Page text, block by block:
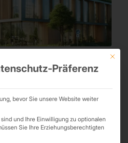
Wohnungsbau, das
Sanierung und den
Mit
Präferenz
bevor Sie unsere Website weiter
und Ihre Einwilligung zu optionalen
Sie Ihre Erziehungsberechtigten